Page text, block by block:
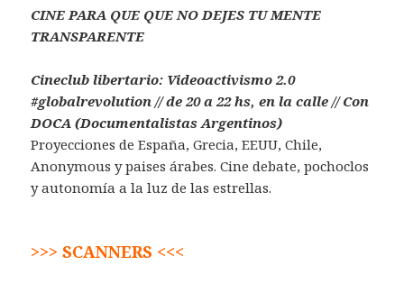
CINE PARA QUE QUE NO DEJES TU MENTE
TRANSPARENTE
Cineclub libertario: Videoactivismo 2.0
#globalrevolution // de 20 a 22 hs, en la calle // Con
DOCA (Documentalistas Argentinos)
Proyecciones de España, Grecia, EEUU, Chile,
Anonymous y paises árabes. Cine debate, pochoclos
y autonomía a la luz de las estrellas.
>>> SCANNERS <<<